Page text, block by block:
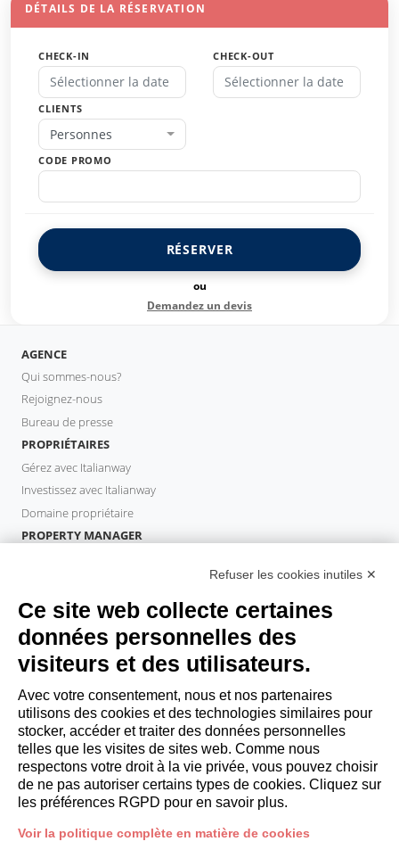
DÉTAILS DE LA RÉSERVATION
CHECK-IN CHECK-OUT
CLIENTS
Personnes
CODE PROMO
RÉSERVER
ou
Demandez un devis
AGENCE
Qui sommes-nous?
Rejoignez-nous
Bureau de presse
PROPRIÉTAIRES
Gérez avec Italianway
Investissez avec Italianway
Domaine propriétaire
PROPERTY MANAGER
INVITÉS
Réservez un séjour
Séjour longue durée
Expériences pour les clients
Reductions pour les clients
Conventions pour les entreprises
booking@italianway.house
+390286882952
Refuser les cookies inutiles ✕
Ce site web collecte certaines
données personnelles des
visiteurs et des utilisateurs.
Avec votre consentement, nous et nos partenaires
utilisons des cookies et des technologies similaires pour
stocker, accéder et traiter des données personnelles
telles que les visites de sites web. Comme nous
respectons votre droit à la vie privée, vous pouvez choisir
de ne pas autoriser certains types de cookies. Cliquez sur
les préférences RGPD pour en savoir plus.
Voir la politique complète en matière de cookies